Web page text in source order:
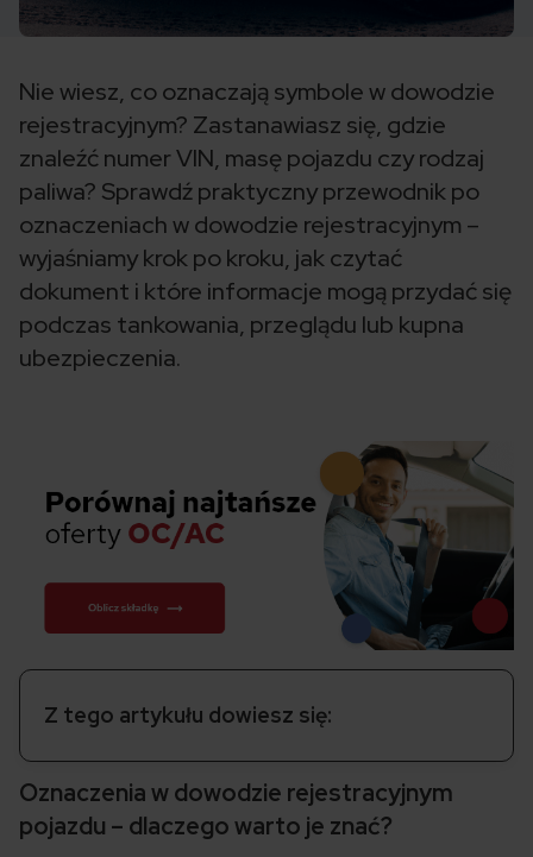
Nie wiesz, co oznaczają symbole w dowodzie
rejestracyjnym? Zastanawiasz się, gdzie
znaleźć numer VIN, masę pojazdu czy rodzaj
paliwa? Sprawdź praktyczny przewodnik po
oznaczeniach w dowodzie rejestracyjnym –
wyjaśniamy krok po kroku, jak czytać
dokument i które informacje mogą przydać się
podczas tankowania, przeglądu lub kupna
ubezpieczenia.
Z tego artykułu dowiesz się:
Oznaczenia w dowodzie rejestracyjnym
pojazdu – dlaczego warto je znać?